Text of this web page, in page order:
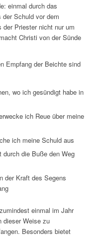
einmal durch das
Schuld vor dem
der Priester nicht nur um
Christi von der Sünde
Empfang der Beichte sind
wo ich gesündigt habe in
ich Reue über meine
ich meine Schuld aus
die Buße den Weg
der Kraft des Segens
einmal im Jahr
dieser Weise zu
Besonders bietet